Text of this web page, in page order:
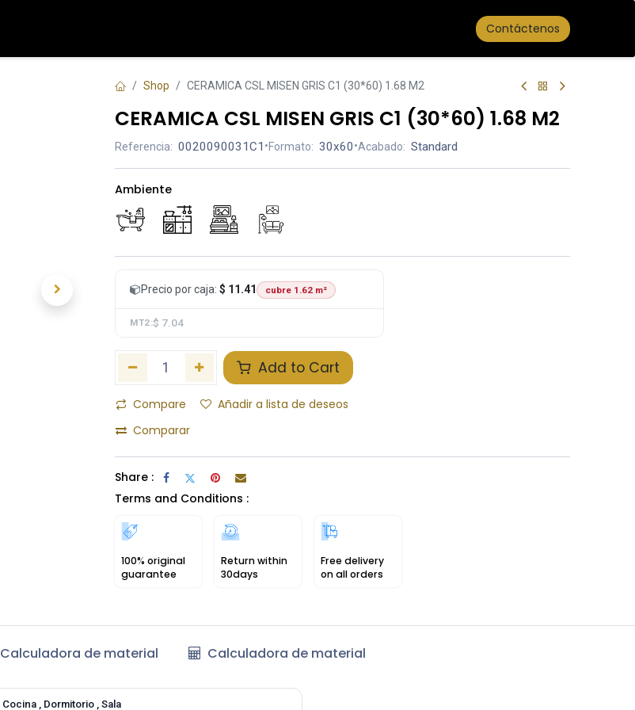
Contáctenos
Shop CERAMICA CSL MISEN GRIS C1 (30*60) 1.68 M2
CERAMICA CSL MISEN GRIS C1 (30*60) 1.68 M2
Referencia: 0020090031C1 •Formato: 30x60•Acabado: Standard
Ambiente
Precio por caja: $ 11.41 cubre 1.62 m²
MT2:$ 7.04
Add to Cart
Compare
Añadir a lista de deseos
Comparar
Share :
Terms and Conditions :
100% original
guarantee
Return within
30days
Free delivery
on all orders
Calculadora de material Calculadora de material
Cocina Dormitorio Sala